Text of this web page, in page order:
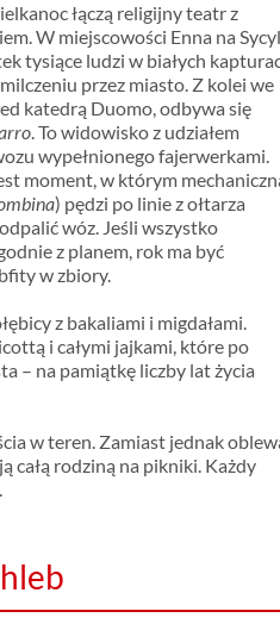
łączą religijny teatr z
W miejscowości Enna na
tysiące ludzi w białych
przez miasto. Z kolei we
katedrą Duomo, odbywa się
. To widowisko z udziałem
wypełnionego fajerwerkami.
moment, w którym
) pędzi po linie z ołtarza
wóz. Jeśli wszystko
z planem, rok ma być
w zbiory.
z bakaliami i migdałami.
i całymi jajkami, które po
– na pamiątkę liczby lat życia
w teren. Zamiast jednak
całą rodziną na pikniki. Każdy